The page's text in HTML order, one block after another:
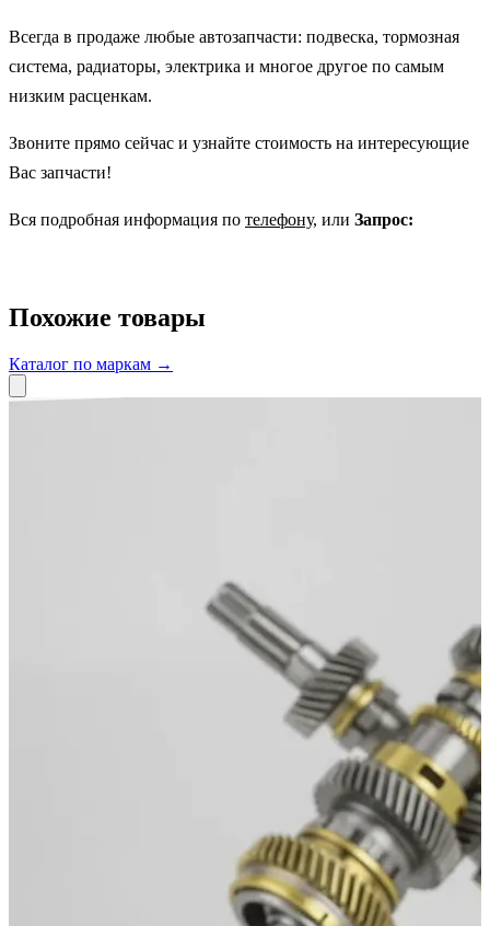
Всегда в продаже любые автозапчасти: подвеска, тормозная
система, радиаторы, электрика и многое другое по самым
низким расценкам.
Звоните прямо сейчас и узнайте стоимость на интересующие
Вас запчасти!
Вся подробная информация по телефону, или Запрос:
Похожие товары
Каталог по маркам →